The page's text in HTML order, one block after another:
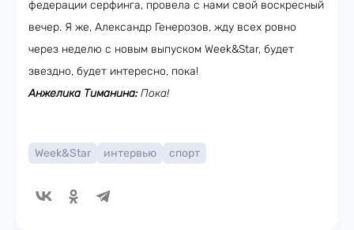
федерации серфинга, провела с нами свой воскресный
вечер. Я же, Александр Генерозов, жду всех ровно
через неделю с новым выпуском Week&Star, будет
звездно, будет интересно, пока!
Анжелика Тиманина:Пока!
Week&Star интервью спорт